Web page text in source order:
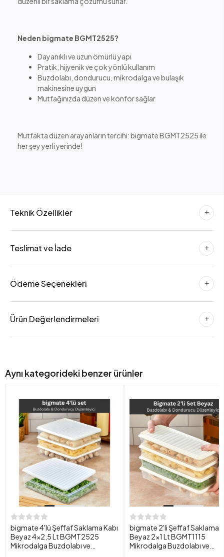
Neden bigmate BGMT2525?
Dayanıklı ve uzun ömürlü yapı
Pratik, hijyenik ve çok yönlü kullanım
Buzdolabı, dondurucu, mikrodalga ve bulaşık
makinesine uygun
Mutfağınızda düzen ve konfor sağlar
Mutfakta düzen arayanların tercihi: bigmate BGMT2525 ile
her şey yerli yerinde!
Teknik Özellikler
Teslimat ve İade
Ödeme Seçenekleri
Ürün Değerlendirmeleri
Aynı kategorideki benzer ürünler
bigmate 4'lü Şeffaf Saklama Kabı
Beyaz 4x2,5 Lt BGMT2525
Mikrodalga Buzdolabı ve
bigmate 2'li Şeffaf Saklama
Beyaz 2x1 Lt BGMT1115
Mikrodalga Buzdolabı ve